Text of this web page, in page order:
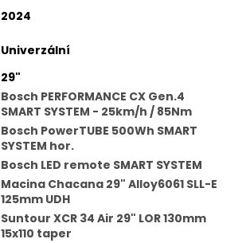
2024
Univerzální
29"
Bosch PERFORMANCE CX Gen.4
SMART SYSTEM - 25km/h / 85Nm
Bosch PowerTUBE 500Wh SMART
SYSTEM hor.
Bosch LED remote SMART SYSTEM
Macina Chacana 29" Alloy6061 SLL-E
125mm UDH
Suntour XCR 34 Air 29" LOR 130mm
15x110 taper